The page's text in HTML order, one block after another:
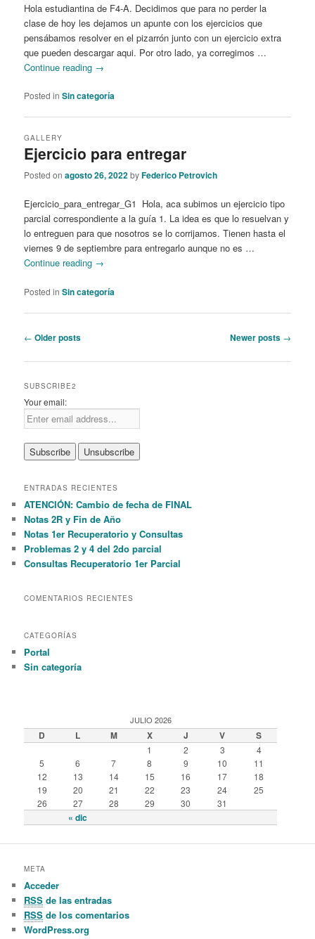
Hola estudiantina de F4-A. Decidimos que para no perder la
clase de hoy les dejamos un apunte con los ejercicios que
pensábamos resolver en el pizarrón junto con un ejercicio extra
que pueden descargar aqui. Por otro lado, ya corregimos …
Continue reading →
Posted in Sin categoría
Ejercicio para entregar
GALLERY
Posted onagosto 26, 2022byFederico Petrovich
Ejercicio_para_entregar_G1 Hola, aca subimos un ejercicio tipo
parcial correspondiente a la guía 1. La idea es que lo resuelvan y
lo entreguen para que nosotros se lo corrijamos. Tienen hasta el
viernes 9 de septiembre para entregarlo aunque no es …
Continue reading →
Posted in Sin categoría
Post
← Older posts Newer posts →
SUBSCRIBE2
Your email:
ENTRADAS RECIENTES
ATENCIÓN: Cambio de fecha de FINAL
Notas 2R y Fin de Año
Notas 1er Recuperatorio y Consultas
Problemas 2 y 4 del 2do parcial
Consultas Recuperatorio 1er Parcial
COMENTARIOS RECIENTES
CATEGORÍAS
Portal
Sin categoría
JULIO 2026
D L M X J V S
« dic
1 2 3
4
5
6 7 8 9 10
11
12
13 14 15 16 17
18
19
20 21 22 23 24
25
26
27 28 29 30 31
META
Acceder
RSS de las entradas
RSS de los comentarios
WordPress.org